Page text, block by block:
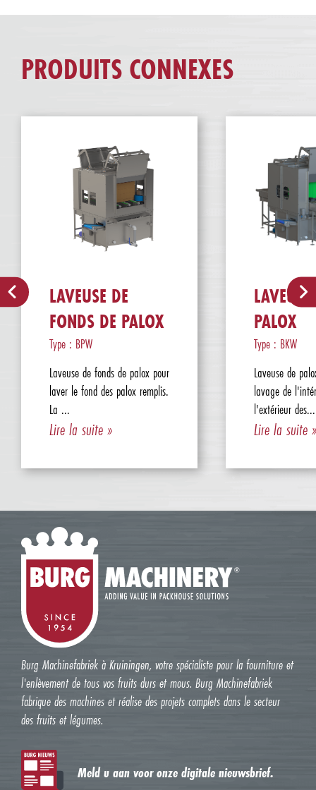
PRODUITS CONNEXES
LAVEUSE DE
FONDS DE PALOX
Type : BPW
Laveuse de fonds de palox pour
laver le fond des palox remplis.
La ...
Lire la suite »
PALOX
Type : BKW
Laveuse de
lavage de
l'extérieur des...
Lire la suite
Burg Machinefabriek à Kruiningen, votre spécialiste pour la fourniture et
l'enlèvement de tous vos fruits durs et mous. Burg Machinefabriek
fabrique des machines et réalise des projets complets dans le secteur
des fruits et légumes.
Meld u aan voor onze digitale nieuwsbrief.